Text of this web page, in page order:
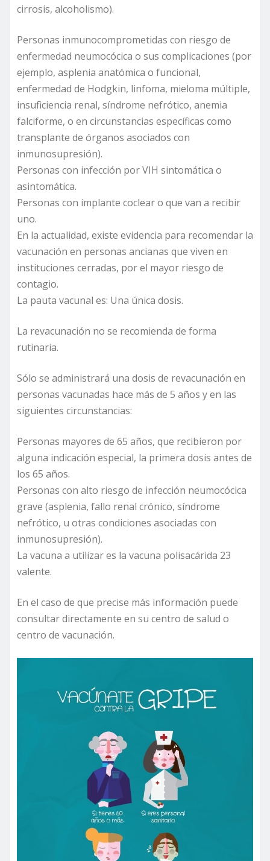
cirrosis, alcoholismo).
Personas inmunocomprometidas con riesgo de
enfermedad neumocócica o sus complicaciones (por
ejemplo, asplenia anatómica o funcional,
enfermedad de Hodgkin, linfoma, mieloma múltiple,
insuficiencia renal, síndrome nefrótico, anemia
falciforme, o en circunstancias específicas como
transplante de órganos asociados con
inmunosupresión).
Personas con infección por VIH sintomática o
asintomática.
Personas con implante coclear o que van a recibir
uno.
En la actualidad, existe evidencia para recomendar la
vacunación en personas ancianas que viven en
instituciones cerradas, por el mayor riesgo de
contagio.
La pauta vacunal es: Una única dosis.
La revacunación no se recomienda de forma
rutinaria.
Sólo se administrará una dosis de revacunación en
personas vacunadas hace más de 5 años y en las
siguientes circunstancias:
Personas mayores de 65 años, que recibieron por
alguna indicación especial, la primera dosis antes de
los 65 años.
Personas con alto riesgo de infección neumocócica
grave (asplenia, fallo renal crónico, síndrome
nefrótico, u otras condiciones asociadas con
inmunosupresión).
La vacuna a utilizar es la vacuna polisacárida 23
valente.
En el caso de que precise más información puede
consultar directamente en su centro de salud o
centro de vacunación.